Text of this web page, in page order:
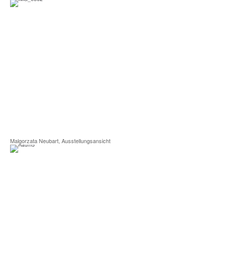
Malgorzata Neubart, Ausstellungsansicht